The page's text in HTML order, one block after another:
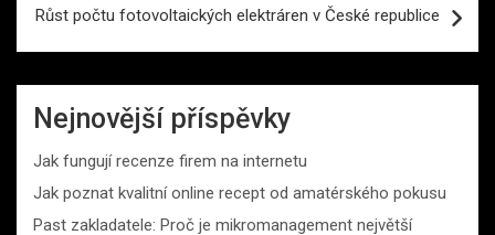
Růst počtu fotovoltaických elektráren v České republice
Nejnovější příspěvky
Jak fungují recenze firem na internetu
Jak poznat kvalitní online recept od amatérského pokusu
Past zakladatele: Proč je mikromanagement největší